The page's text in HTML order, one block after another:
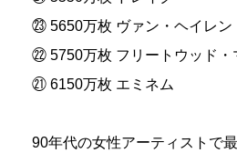
㉓ 5650万枚 ヴァン・ヘイレン
㉒ 5750万枚 フリートウッド・
㉑ 6150万枚 エミネム
90年代の女性アーティストで